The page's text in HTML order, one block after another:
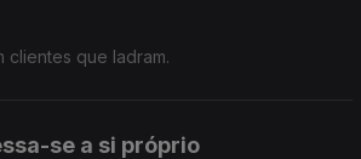
clientes que ladram.
se a si próprio